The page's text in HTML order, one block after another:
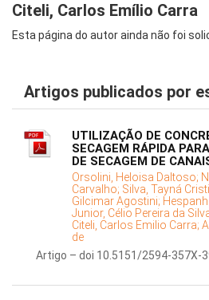
Citeli, Carlos Emílio Carra
Esta página do autor ainda não foi
Artigos publicados por
UTILIZAÇÃO DE
SECAGEM RÁPIDA
DE SECAGEM DE
Orsolini, Heloisa Daltoso;
Carvalho; Silva, Tayná
Gilcimar Agostini;
Junior, Célio Pereira da
Citeli, Carlos Emilio Carra;
de
Artigo – doi 10.5151/2594-357X-